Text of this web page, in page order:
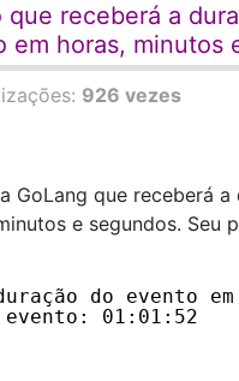
que receberá a
em horas, minutos
926 vezes
GoLang que receberá
e segundos.
do evento em
evento: 01:01:52